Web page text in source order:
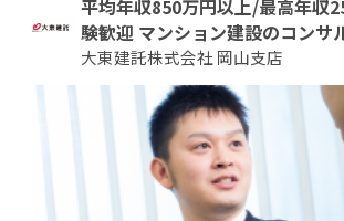
平均年収850万円以上/最高年収
験歓迎 マンション建設のコンサ
大東建託株式会社 岡山支店